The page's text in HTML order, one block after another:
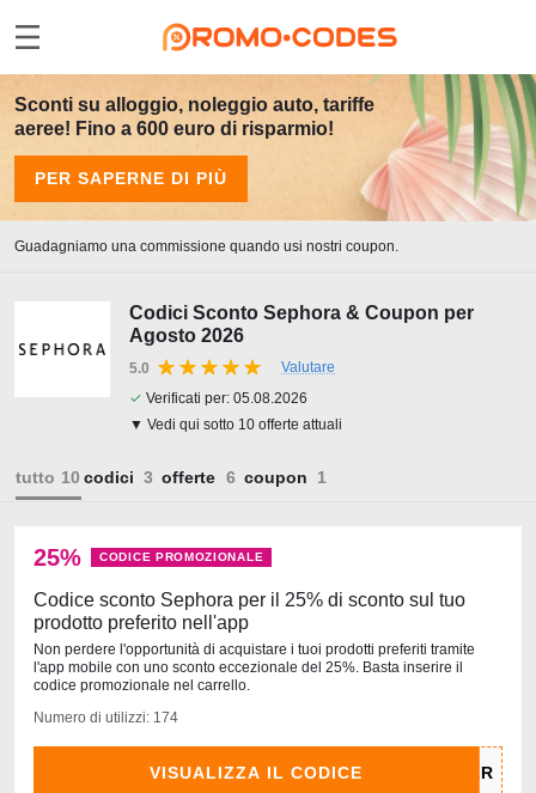
Sconti su alloggio, noleggio auto, tariffe
aeree! Fino a 600 euro di risparmio!
PER SAPERNE DI PIÙ
Guadagniamo una commissione quando usi nostri coupon.
Codici Sconto Sephora & Coupon per
Agosto 2026
5.0
Valutare
✓ Verificati per: 05.08.2026
▼ Vedi qui sotto 10 offerte attuali
tutto codici offerte coupon
25% CODICE PROMOZIONALE
Codice sconto Sephora per il 25% di sconto sul tuo
prodotto preferito nell'app
Non perdere l'opportunità di acquistare i tuoi prodotti preferiti tramite
l'app mobile con uno sconto eccezionale del 25%. Basta inserire il
codice promozionale nel carrello.
Numero di utilizzi: 174
VISUALIZZA IL CODICE